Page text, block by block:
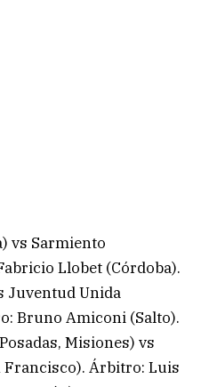
vs Sarmiento
Llobet (Córdoba).
Juventud Unida
Bruno Amiconi (Salto).
Misiones) vs
Francisco). Árbitro: Luis